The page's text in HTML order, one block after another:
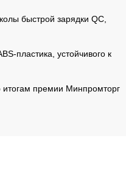
быстрой зарядки QC,
пластика, устойчивого к
премии Минпромторг